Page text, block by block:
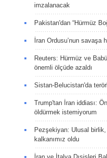
imzalanacak
Pakistan'dan “Hürmüz
İran Ordusu’nun savaşa
Reuters: Hürmüz ve
önemli ölçüde azaldı
Sistan-Belucistan'da
Trump'tan İran iddiası:
öldürmek istemiyorum
Pezşekiyan: Ulusal birlik,
kalkanımız oldu